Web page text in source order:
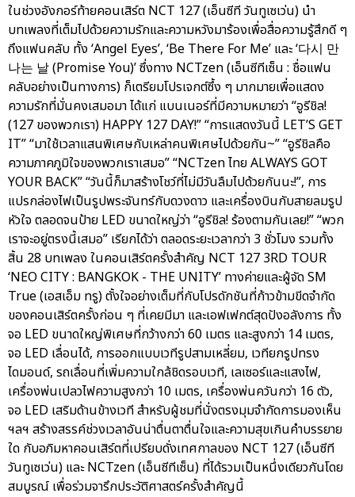
ในช่วงอังกอร์ท้ายคอนเสิร์ต NCT 127 (เอ็นซีที วันทูเซเว่น) นำ
บทเพลงที่เต็มไปด้วยความรักและความหวังมาร้องเพื่อสื่อความรู้สึกดี ๆ
ถึงแฟนคลับ ทั้ง ‘Angel Eyes’, ‘Be There For Me’ และ ‘다시 만
나는 날 (Promise You)’ ซึ่งทาง NCTzen (เอ็นซีทีเซ็น : ชื่อแฟน
คลับอย่างเป็นทางการ) ก็เตรียมโปรเจกต์ซึ้ง ๆ มากมายเพื่อแสดง
ความรักที่มั่นคงเสมอมา ได้แก่ แบนเนอร์ที่มีความหมายว่า “อูรีชิล!
(127 ของพวกเรา) HAPPY 127 DAY!” “การแสดงวันนี้ LET’S GET
IT” “มาใช้เวลาแสนพิเศษกับเหล่าคนพิเศษไปด้วยกัน~” “อูรีชิลคือ
ความภาคภูมิใจของพวกเราเสมอ” “NCTzen ไทย ALWAYS GOT
YOUR BACK” “วันนี้ก็มาสร้างโชว์ที่ไม่มีวันลืมไปด้วยกันนะ!”, การ
แปรกล่องไฟเป็นรูปพระจันทร์กับดวงดาว และเครื่องบินกับสายลมรูป
หัวใจ ตลอดจนป้าย LED ขนาดใหญ่ว่า “อูรีชิล! ร้องตามกันเลย!” “พวก
เราจะอยู่ตรงนี้เสมอ” เรียกได้ว่า ตลอดระยะเวลากว่า 3 ชั่วโมง รวมทั้ง
สิ้น 28 บทเพลง ในคอนเสิร์ตครั้งสำคัญ NCT 127 3RD TOUR
‘NEO CITY : BANGKOK - THE UNITY’ ทางค่ายและผู้จัด SM
True (เอสเอ็ม ทรู) ตั้งใจอย่างเต็มที่กับโปรดักชันที่ก้าวข้ามขีดจำกัด
ของคอนเสิร์ตครั้งก่อน ๆ ที่เคยมีมา และเอฟเฟกต์สุดปังอลังการ ทั้ง
จอ LED ขนาดใหญ่พิเศษที่กว้างกว่า 60 เมตร และสูงกว่า 14 เมตร,
จอ LED เลื่อนได้, การออกแบบเวทีรูปสามเหลี่ยม, เวทียกรูปทรง
ไดมอนด์, รถเลื่อนที่เพิ่มความใกล้ชิดรอบเวที, เลเซอร์และแสงไฟ,
เครื่องพ่นเปลวไฟความสูงกว่า 10 เมตร, เครื่องพ่นควันกว่า 16 ตัว,
จอ LED เสริมด้านข้างเวที สำหรับผู้ชมที่นั่งตรงมุมจำกัดการมองเห็น
ฯลฯ สร้างสรรค์ช่วงเวลาอันน่าตื่นตาตื่นใจและความสุขเกินคำบรรยาย
ใด กับอภิมหาคอนเสิร์ตที่เปรียบดั่งเทศกาลของ NCT 127 (เอ็นซีที
วันทูเซเว่น) และ NCTzen (เอ็นซีทีเซ็น) ที่ได้รวมเป็นหนึ่งเดียวกันโดย
สมบูรณ์ เพื่อร่วมจารึกประวัติศาสตร์ครั้งสำคัญนี้